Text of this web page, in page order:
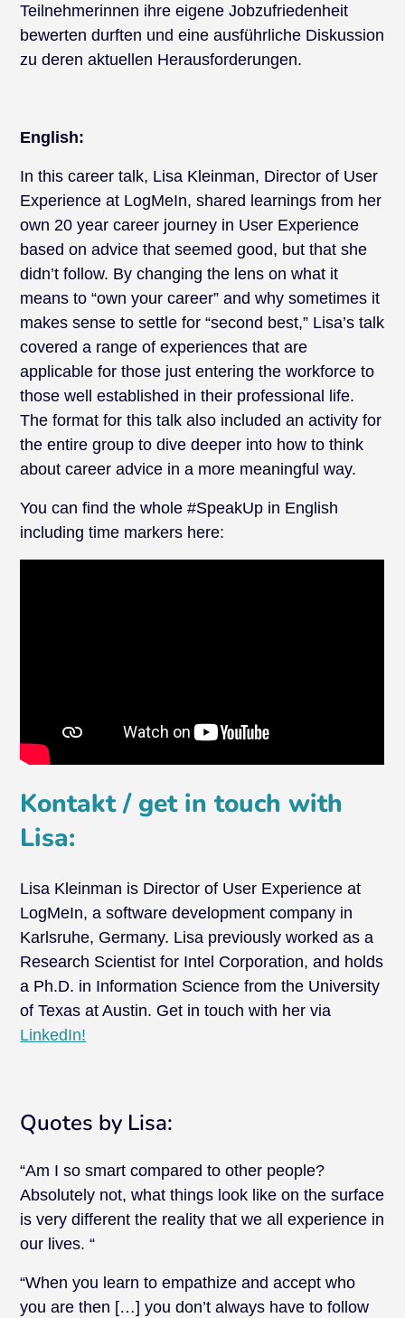
Teilnehmerinnen ihre eigene Jobzufriedenheit
bewerten durften und eine ausführliche Diskussion
zu deren aktuellen Herausforderungen.
English:
In this career talk, Lisa Kleinman, Director of User
Experience at LogMeIn, shared learnings from her
own 20 year career journey in User Experience
based on advice that seemed good, but that she
didn’t follow. By changing the lens on what it
means to “own your career” and why sometimes it
makes sense to settle for “second best,” Lisa’s talk
covered a range of experiences that are
applicable for those just entering the workforce to
those well established in their professional life.
The format for this talk also included an activity for
the entire group to dive deeper into how to think
about career advice in a more meaningful way.
You can find the whole #SpeakUp in English
including time markers here:
Kontakt / get in touch with
Lisa:
Lisa Kleinman is Director of User Experience at
LogMeIn, a software development company in
Karlsruhe, Germany. Lisa previously worked as a
Research Scientist for Intel Corporation, and holds
a Ph.D. in Information Science from the University
of Texas at Austin. Get in touch with her via
LinkedIn!
Quotes by Lisa:
“Am I so smart compared to other people?
Absolutely not, what things look like on the surface
is very different the reality that we all experience in
our lives. “
“When you learn to empathize and accept who
you are then […] you don’t always have to follow